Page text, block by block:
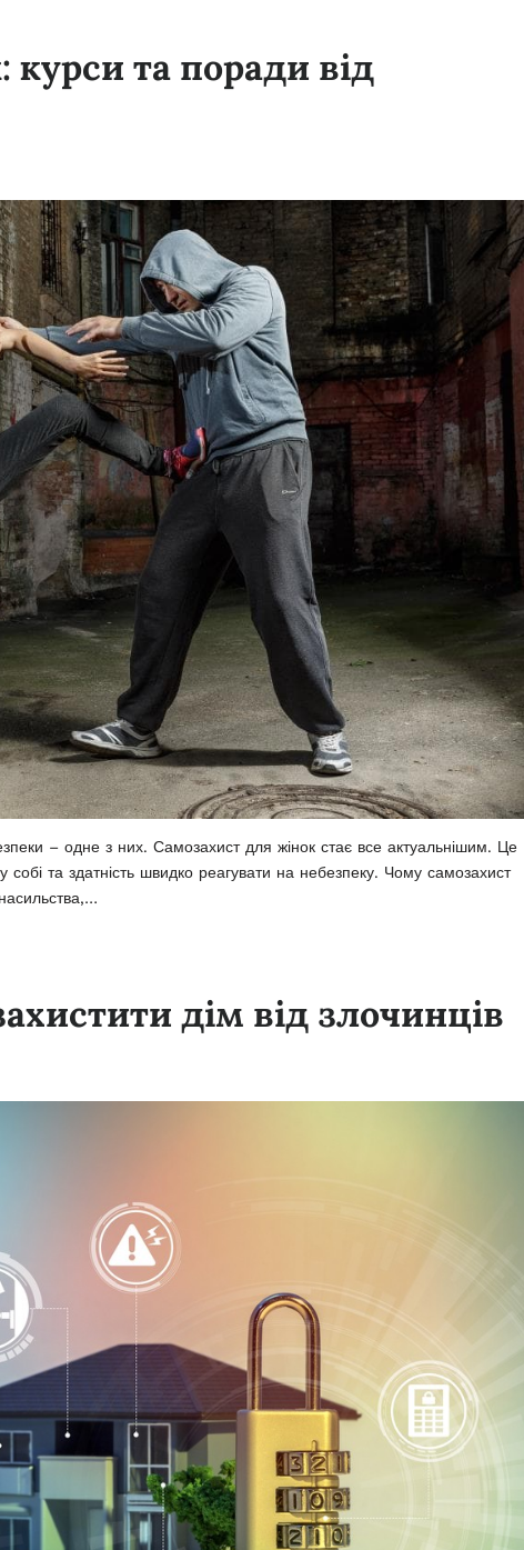
та поради від
– одне з них. Самозахист для жінок стає все актуальнішим. Це
собі та здатність швидко реагувати на небезпеку. Чому самозахист
дім від злочинців